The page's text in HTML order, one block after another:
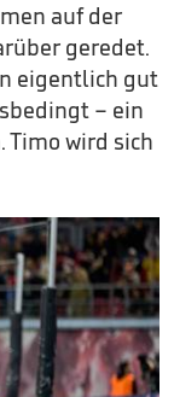
auf der
geredet.
eigentlich gut
– ein
Timo wird sich